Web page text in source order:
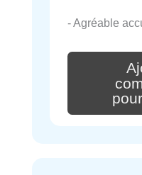
- Agréable